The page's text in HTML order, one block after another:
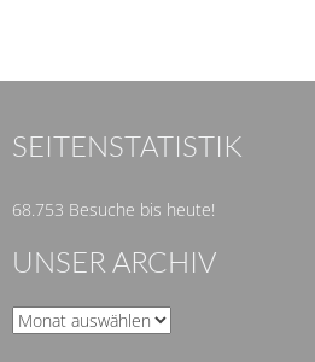
SEITENSTATISTIK
68.753 Besuche bis heute!
UNSER ARCHIV
Unser